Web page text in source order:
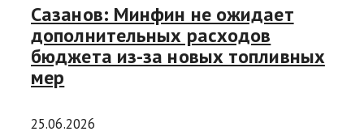
Сазанов: Минфин не ожидает
дополнительных расходов
бюджета из-за новых топливных
мер
25.06.2026